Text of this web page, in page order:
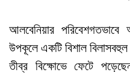
আলবেনিয়ার
উপকূলে একটি বিশাল বিলাসবহুল
তীব্র বিক্ষোভে ফেটে